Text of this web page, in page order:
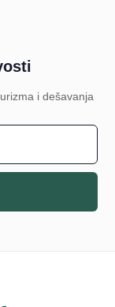
i dešavanja